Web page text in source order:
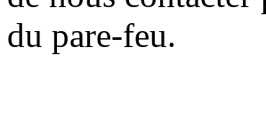
du pare-feu.